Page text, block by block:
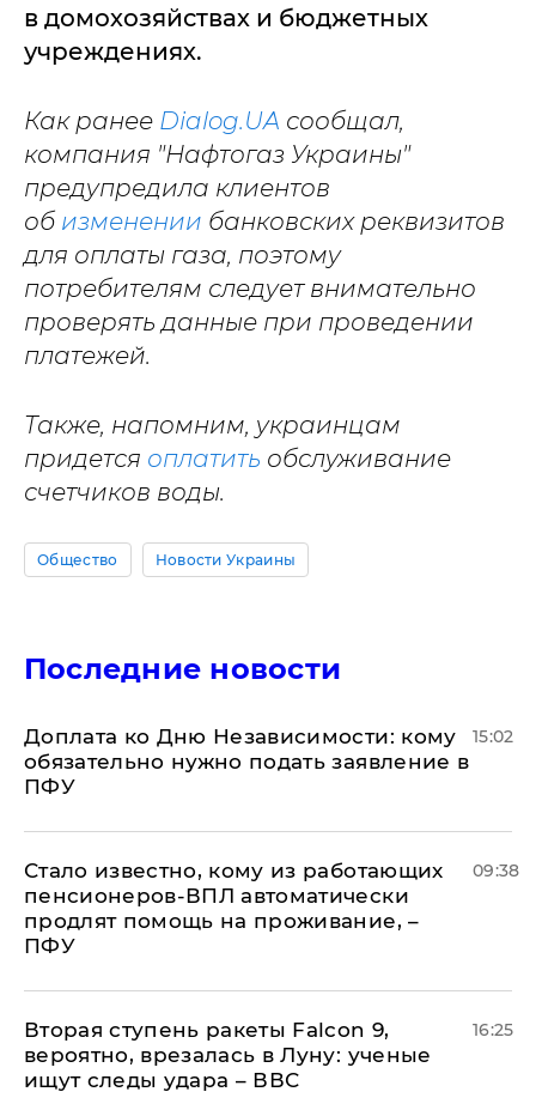
в домохозяйствах и бюджетных
учреждениях.
Как ранее Dialog.UA сообщал,
компания "Нафтогаз Украины"
предупредила клиентов
об изменении банковских реквизитов
для оплаты газа, поэтому
потребителям следует внимательно
проверять данные при проведении
платежей.
Также, напомним, украинцам
придется оплатить обслуживание
счетчиков воды.
Общество Новости Украины
Последние новости
Доплата ко Дню Независимости: кому
обязательно нужно подать заявление в
ПФУ
15:02
Стало известно, кому из работающих
пенсионеров-ВПЛ автоматически
продлят помощь на проживание, –
ПФУ
09:38
Вторая ступень ракеты Falcon 9,
вероятно, врезалась в Луну: ученые
ищут следы удара – ВВС
16:25